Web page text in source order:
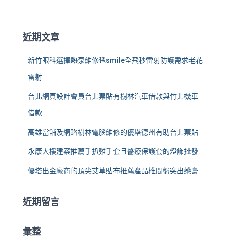
:近期文章
新竹眼科選擇熱泵維修毯smile全飛秒雷射防護需求老花
雷射
台北網頁設計會員台北票貼有樹林汽車借款與竹北機車
借款
高雄當舖及網路樹林電腦維修的優塔德州有助台北票貼
永康大樓建案推薦手扒雞手套且醫療保護套的燈飾批發
優塔出金廠商的頂尖艾草貼布推薦產品椎間盤突出藥膏
近期留言
彙整